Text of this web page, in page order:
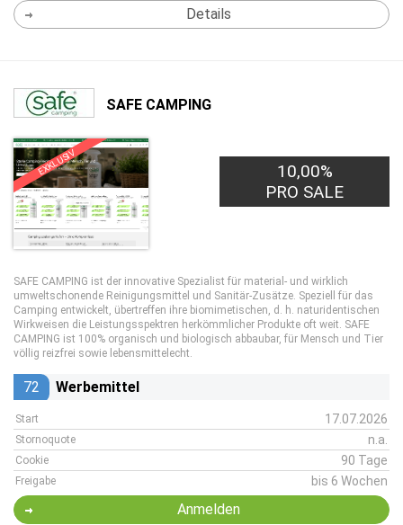
Details
SAFE CAMPING
EXKLUSIV
10,00%
PRO SALE
SAFE CAMPING ist der innovative Spezialist für material- und wirklich
umweltschonende Reinigungsmittel und Sanitär-Zusätze. Speziell für das
Camping entwickelt, übertreffen ihre biomimetischen, d. h. naturidentischen
Wirkweisen die Leistungsspektren herkömmlicher Produkte oft weit. SAFE
CAMPING ist 100% organisch und biologisch abbaubar, für Mensch und Tier
völlig reizfrei sowie lebensmittelecht.
72 Werbemittel
Start 17.07.2026
Stornoquote n.a.
Cookie 90 Tage
Freigabe bis 6 Wochen
Anmelden